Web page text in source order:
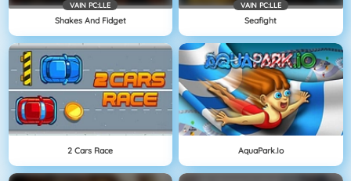
VAIN PC:LLE
Shakes And Fidget
VAIN PC:LLE
Seafight
2 Cars Race AquaPark.io